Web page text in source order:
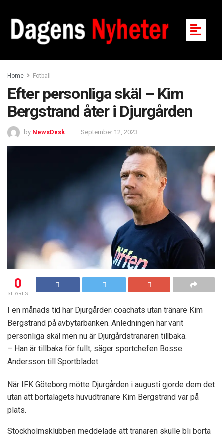
Home Fotball
Efter personliga skäl – Kim
Bergstrand åter i Djurgården
by NewsDesk September 12, 2023
0
SHARES
I en månads tid har Djurgården coachats utan tränare Kim
Bergstrand på avbytarbänken. Anledningen har varit
personliga skäl men nu är Djurgårdstränaren tillbaka.
– Han är tillbaka för fullt, säger sportchefen Bosse
Andersson till Sportbladet.
När IFK Göteborg mötte Djurgården i augusti gjorde dem det
utan att bortalagets huvudtränare Kim Bergstrand var på
plats.
Stockholmsklubben meddelade att tränaren skulle bli borta